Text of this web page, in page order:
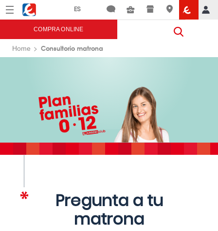
Menú Eroski
COMPRA ONLINE
Home Consultorio matrona
Pregunta a tu
matrona